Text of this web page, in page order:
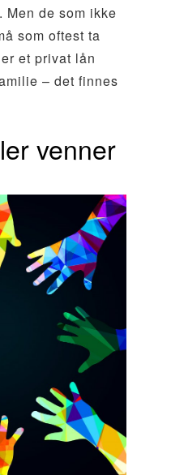
de som ikke
som oftest ta
et privat lån
– det finnes
venner